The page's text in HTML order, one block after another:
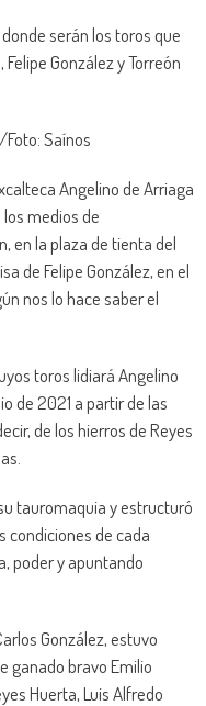
serán los toros que
González y Torreón
Saínos
Angelino de Arriaga
medios de
en la plaza de tienta del
de Felipe González, en el
nos lo hace saber el
toros lidiará Angelino
de 2021 a partir de las
de los hierros de Reyes
tauromaquia y estructuró
condiciones de cada
poder y apuntando
González, estuvo
ganado bravo Emilio
Huerta, Luis Alfredo